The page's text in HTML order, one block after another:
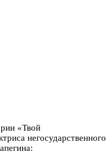
«Твой
негосударственного